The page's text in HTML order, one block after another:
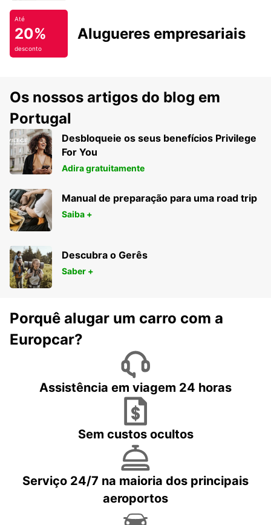
Até
20%
desconto
Alugueres empresariais
Os nossos artigos do blog em
Portugal
Desbloqueie os seus benefícios Privilege
For You
Adira gratuitamente
Manual de preparação para uma road trip
Saiba +
Descubra o Gerês
Saber +
Porquê alugar um carro com a
Europcar?
Assistência em viagem 24 horas
Sem custos ocultos
Serviço 24/7 na maioria dos principais
aeroportos